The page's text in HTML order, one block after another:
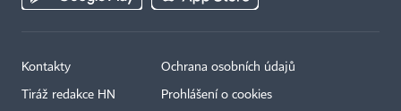
Kontakty
Tiráž redakce HN
Ochrana osobních údajů
Prohlášení o cookies